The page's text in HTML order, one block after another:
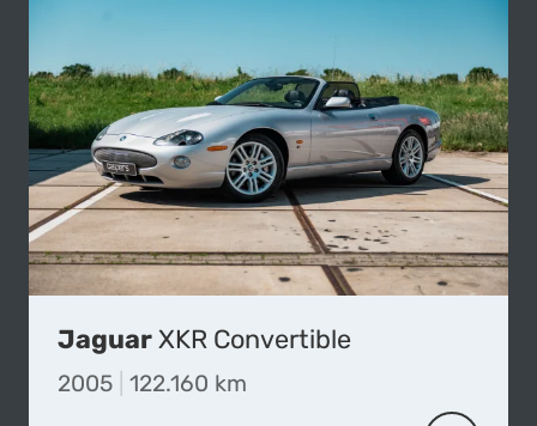
Jaguar XKR Convertible
2005 122.160 km